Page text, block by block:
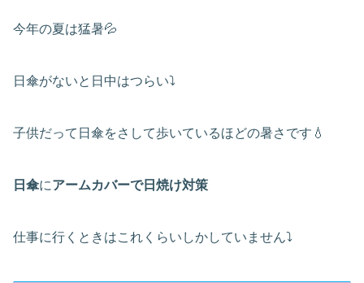
今年の夏は猛暑💦
日傘がないと日中はつらい⤵
子供だって日傘をさして歩いているほどの暑さです💧
日傘にアームカバーで日焼け対策
仕事に行くときはこれくらいしかしていません⤵